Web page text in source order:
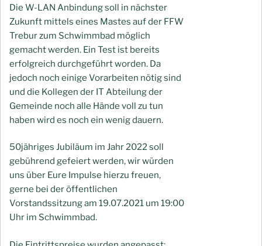
Die W-LAN Anbindung soll in nächster
Zukunft mittels eines Mastes auf der FFW
Trebur zum Schwimmbad möglich
gemacht werden. Ein Test ist bereits
erfolgreich durchgeführt worden. Da
jedoch noch einige Vorarbeiten nötig sind
und die Kollegen der IT Abteilung der
Gemeinde noch alle Hände voll zu tun
haben wird es noch ein wenig dauern.
50jähriges Jubiläum im Jahr 2022 soll
gebührend gefeiert werden, wir würden
uns über Eure Impulse hierzu freuen,
gerne bei der öffentlichen
Vorstandssitzung am 19.07.2021 um 19:00
Uhr im Schwimmbad.